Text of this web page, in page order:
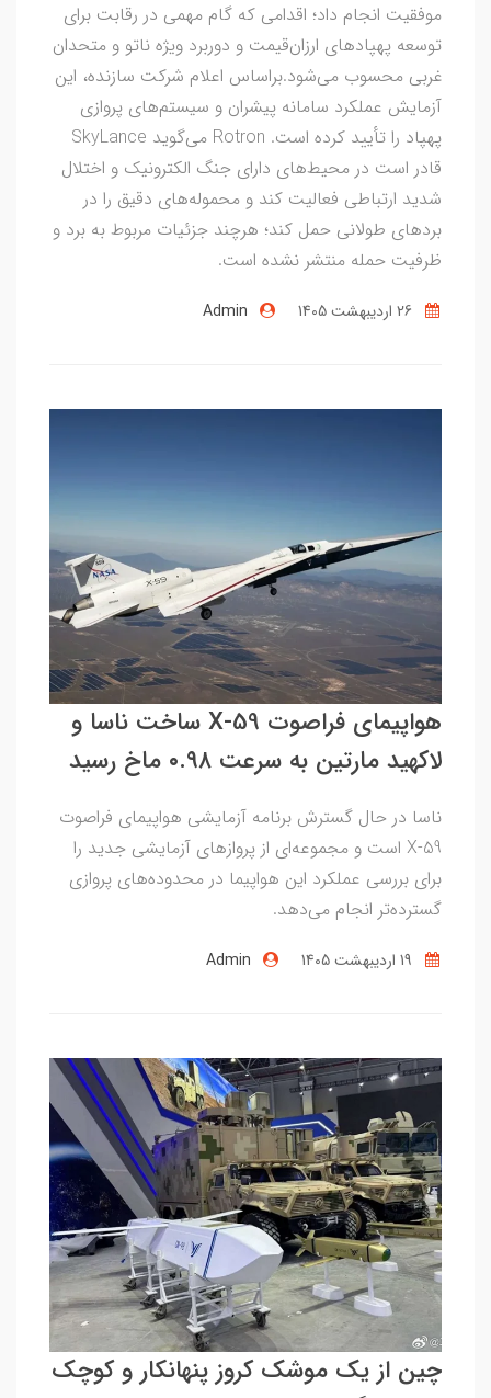
موفقیت انجام داد؛ اقدامی که گام مهمی در رقابت برای
توسعه پهپادهای ارزان‌قیمت و دوربرد ویژه ناتو و متحدان
غربی محسوب می‌شود.براساس اعلام شرکت سازنده، این
آزمایش عملکرد سامانه پیشران و سیستم‌های پروازی
پهپاد را تأیید کرده است. Rotron می‌گوید SkyLance
قادر است در محیط‌های دارای جنگ الکترونیک و اختلال
شدید ارتباطی فعالیت کند و محموله‌های دقیق را در
بردهای طولانی حمل کند؛ هرچند جزئیات مربوط به برد و
ظرفیت حمله منتشر نشده است.
Admin
هواپیمای فراصوت X-59 ساخت ناسا و
لاکهید مارتین به سرعت ۰.۹۸ ماخ رسید
ناسا در حال گسترش برنامه آزمایشی هواپیمای فراصوت
X-59 است و مجموعه‌ای از پروازهای آزمایشی جدید را
برای بررسی عملکرد این هواپیما در محدوده‌های پروازی
گسترده‌تر انجام می‌دهد.
Admin
چین از یک موشک کروز پنهانکار و کوچک